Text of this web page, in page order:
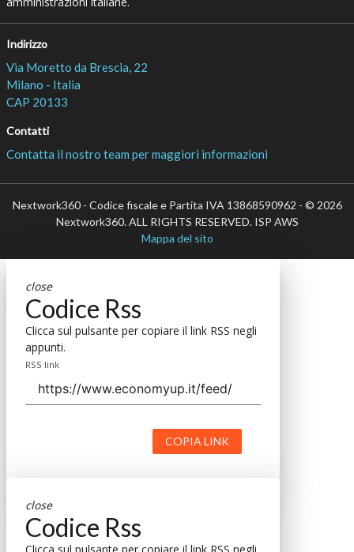
Indirizzo
Via Moretto da Brescia, 22
Milano - Italia
CAP 20133
Contatti
Contatta il nostro team per maggiori informazioni
Nextwork360 - Codice fiscale e Partita IVA 13868590962 - © 2026
Nextwork360. ALL RIGHTS RESERVED. ISP AWS
Mappa del sito
close
Codice Rss
Clicca sul pulsante per copiare il link RSS negli
appunti.
RSS link
COPIA LINK
close
Codice Rss